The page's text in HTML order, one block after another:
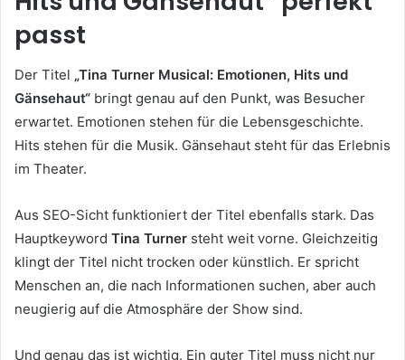
passt
Der Titel „Tina Turner Musical: Emotionen, Hits und
Gänsehaut“ bringt genau auf den Punkt, was Besucher
erwartet. Emotionen stehen für die Lebensgeschichte.
Hits stehen für die Musik. Gänsehaut steht für das Erlebnis
im Theater.
Aus SEO-Sicht funktioniert der Titel ebenfalls stark. Das
Hauptkeyword Tina Turner steht weit vorne. Gleichzeitig
klingt der Titel nicht trocken oder künstlich. Er spricht
Menschen an, die nach Informationen suchen, aber auch
neugierig auf die Atmosphäre der Show sind.
Und genau das ist wichtig. Ein guter Titel muss nicht nur